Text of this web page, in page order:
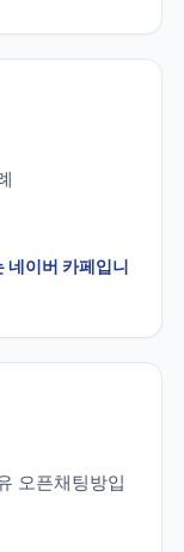
네이버 카페입니
오픈채팅방입